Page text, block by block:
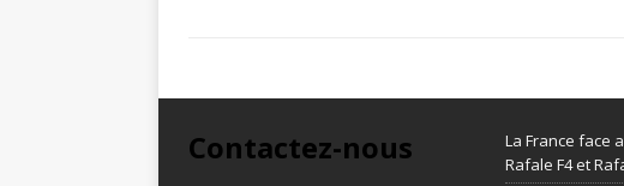
Contactez-nous
La France face
Rafale F4 et